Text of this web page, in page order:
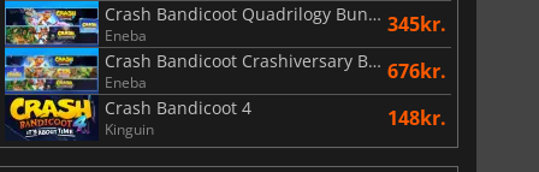
Crash Bandicoot Quadrilogy Bundle
Eneba 345kr.
Crash Bandicoot Crashiversary Bundle
Eneba 676kr.
Crash Bandicoot 4
Kinguin 148kr.